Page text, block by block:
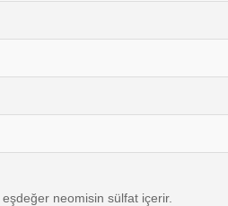
neomisin sülfat içerir.